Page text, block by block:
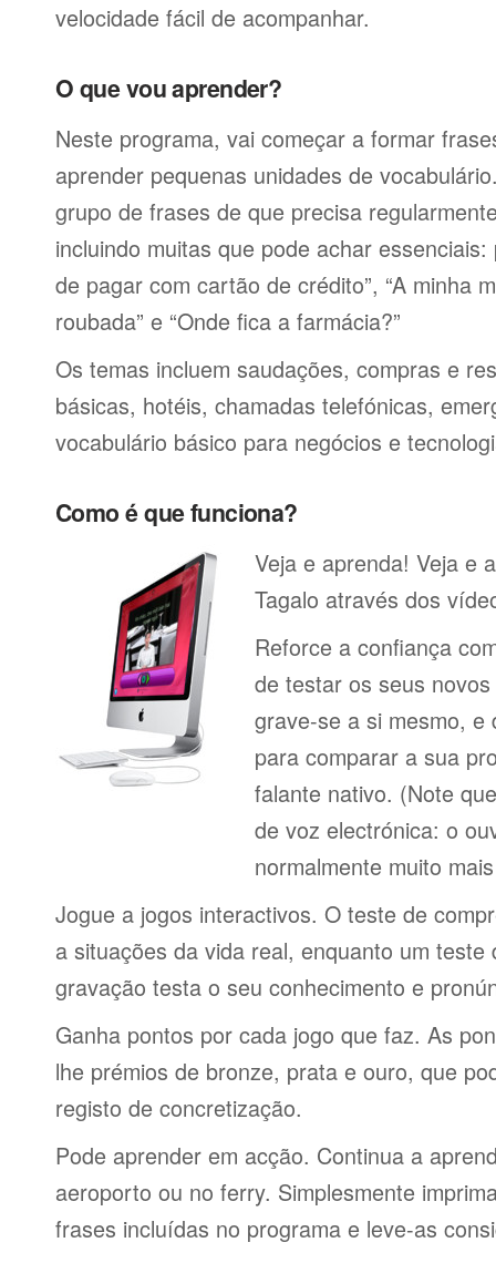
velocidade fácil de acompanhar.
O que vou aprender?
Neste programa, vai começar a formar
aprender pequenas unidades de
grupo de frases de que precisa
incluindo muitas que pode achar essenciais:
de pagar com cartão de crédito”, “A minha
roubada” e “Onde fica a farmácia?”
Os temas incluem saudações, compras e
básicas, hotéis, chamadas telefónicas,
vocabulário básico para negócios e
Como é que funciona?
Veja e aprenda! Veja e
Tagalo através dos
Reforce a confiança
de testar os seus
grave-se a si mesmo, e
para comparar a sua
falante nativo. (Note
de voz electrónica: o
normalmente muito
Jogue a jogos interactivos. O teste de
a situações da vida real, enquanto um teste
gravação testa o seu conhecimento e
Ganha pontos por cada jogo que faz. As
lhe prémios de bronze, prata e ouro, que
registo de concretização.
Pode aprender em acção. Continua a
aeroporto ou no ferry. Simplesmente
frases incluídas no programa e leve-as